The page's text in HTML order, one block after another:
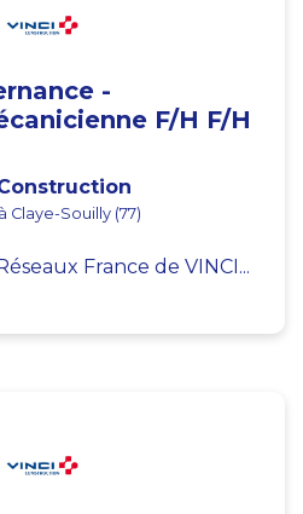
-
F/H F/H
à Claye-Souilly (77)
France de VINCI...